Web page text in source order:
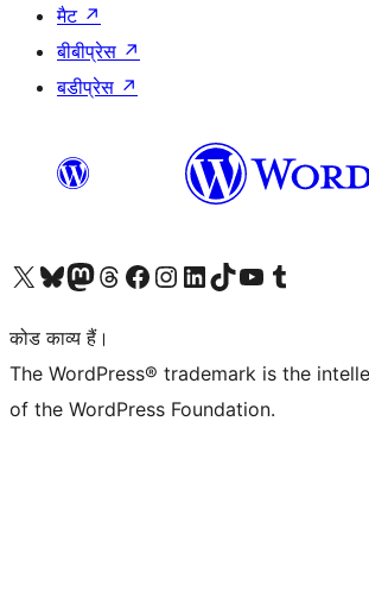
मैट ↗
बीबीप्रेस ↗
बडीप्रेस ↗
Visit our X (formerly Twitter) account
हमारे बलुस्की खाते पर जाएँVisit our Mastodon account
हमारे थ्रेड्स अकाउंट पर जाएंहमारे फेसबुक पेज पर जाएँहमारे इंस्टाग्राम अकाउंट पर जाएंहमारे लिंक्डइन खाते पर जाएँहमारे टिकटॉक खाते पर जाएँहमारे यूट्यूब चैनल पर जाएंहमारे Tumblr खाते पर जाएँ
कोड काव्य हैं।
The WordPress® trademark is the
of the WordPress Foundation.